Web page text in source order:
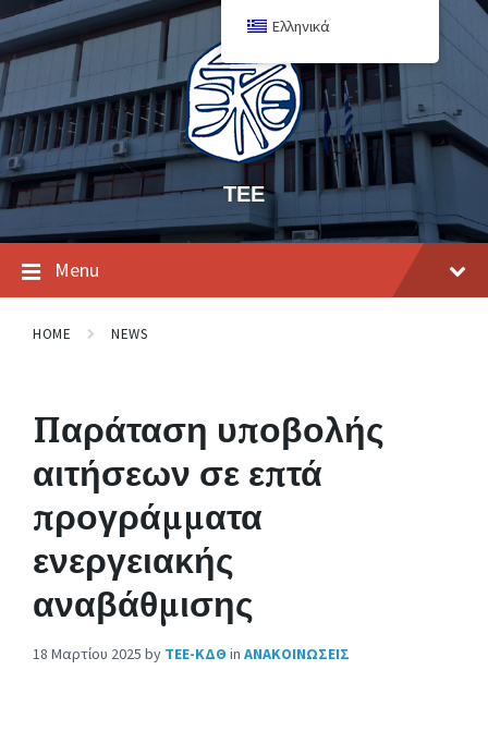
ΤΕΕ
Menu
HOME NEWS
Παράταση υποβολής
αιτήσεων σε επτά
προγράμματα
ενεργειακής
αναβάθμισης
18 Μαρτίου 2025 by ΤΕΕ-ΚΔΘ in ΑΝΑΚΟΙΝΩΣΕΙΣ
Ελληνικά